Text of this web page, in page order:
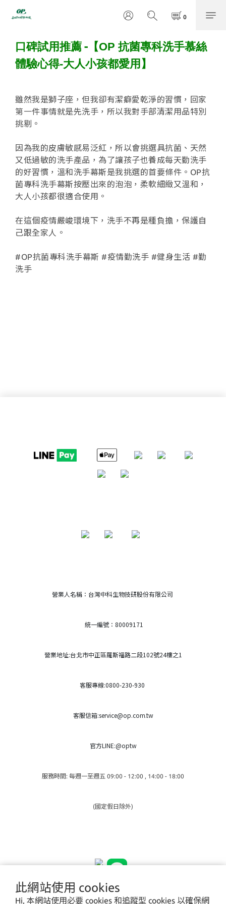
此網站使用 cookies
Hi, 本網站使用必要 cookies 和追蹤型 cookies 以確保網
口碑試用推薦 - 【OP 抗菌專科洗手慕絲
體驗心得-大人小孩都愛用】
雖然我是獅子座，但我卻有潔癖愛乾淨的習慣， 回家
第一件事情就是先洗手，所以我對手部清潔用品特別
挑剔。
因為我的皮膚敏感易泛紅，所以會挑選具抗菌、 天然
又低過敏的洗手產品，為了讓孩子也養成每天勤洗手
的好習慣， 溫和洗手幕斯是我挑選的首要條件。 OP抗
菌專科洗手幕斯按壓出來的泡泡，柔軟細緻又溫和，
大人小孩都很適合使用。
在這個疫情嚴峻環境下，洗手不再是種負擔，保護自
己跟全家人。
#OP抗菌專科洗手幕斯 #疫情勤洗手 #健身生活 #勤
洗手
營業人名稱：台灣中科生物技研股份有限公司
統一編號：80009171
營業地址:台北市中正區羅斯福路二段102號24樓之1
客服專線:0800-230-930
客服信箱:service@op.com.tw
官方LINE:@optw
服務時間: 每週一至週五 09:00 - 12:00 , 14:00 - 18:00
(國定假日除外)